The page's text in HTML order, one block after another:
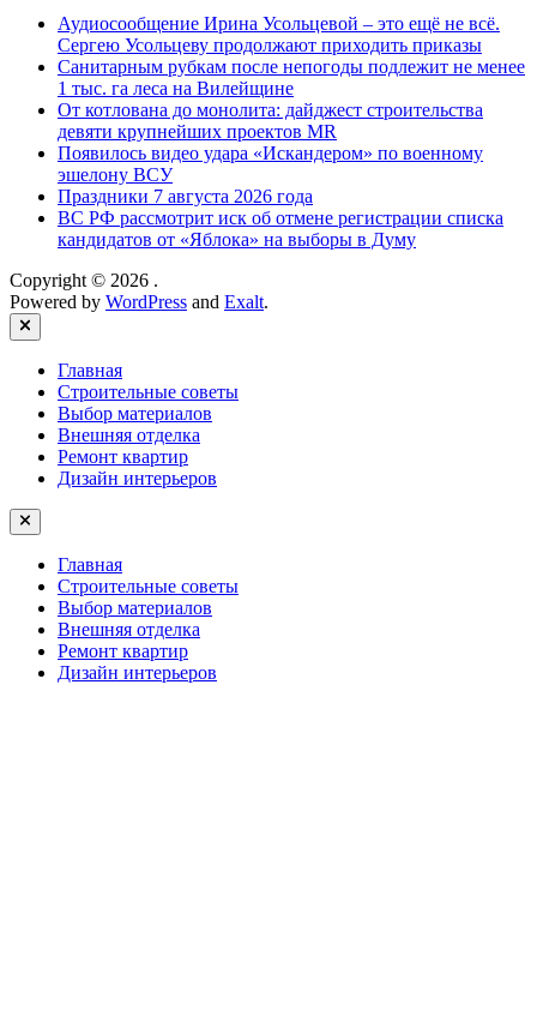
Аудиосообщение Ирина Усольцевой – это ещё не всё.
Сергею Усольцеву продолжают приходить приказы
Санитарным рубкам после непогоды подлежит не менее
1 тыс. га леса на Вилейщине
От котлована до монолита: дайджест строительства
девяти крупнейших проектов MR
Появилось видео удара «Искандером» по военному
эшелону ВСУ
Праздники 7 августа 2026 года
ВС РФ рассмотрит иск об отмене регистрации списка
кандидатов от «Яблока» на выборы в Думу
Copyright © 2026 .
Powered by WordPress and Exalt.
Close
Главная
Строительные советы
Выбор материалов
Внешняя отделка
Ремонт квартир
Дизайн интерьеров
Главная
Строительные советы
Выбор материалов
Внешняя отделка
Ремонт квартир
Дизайн интерьеров